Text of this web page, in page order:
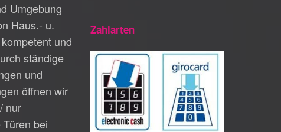
Umgebung
Haus.- u.
und
ständige
und
öffnen wir
nur
bei
Zahlarten